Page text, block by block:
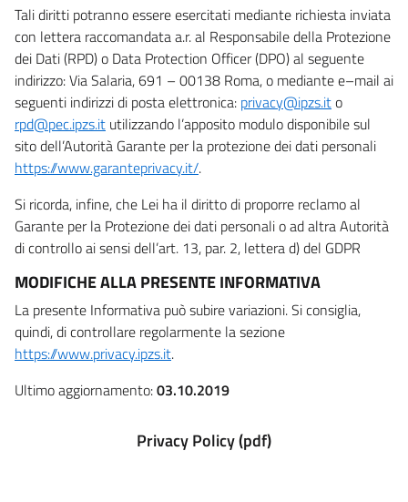
Tali diritti potranno essere esercitati mediante richiesta inviata
con lettera raccomandata a.r. al Responsabile della Protezione
dei Dati (RPD) o Data Protection Officer (DPO) al seguente
indirizzo: Via Salaria, 691 – 00138 Roma, o mediante e–mail ai
seguenti indirizzi di posta elettronica: privacy@ipzs.ito
rpd@pec.ipzs.it utilizzando l’apposito modulo disponibile sul
sito dell’Autorità Garante per la protezione dei dati personali
https://www.garanteprivacy.it/.
Si ricorda, infine, che Lei ha il diritto di proporre reclamo al
Garante per la Protezione dei dati personali o ad altra Autorità
di controllo ai sensi dell’art. 13, par. 2, lettera d) del GDPR
MODIFICHE ALLA PRESENTE INFORMATIVA
La presente Informativa può subire variazioni. Si consiglia,
quindi, di controllare regolarmente la sezione
https://www.privacy.ipzs.it.
Ultimo aggiornamento:03.10.2019
Privacy Policy (pdf)